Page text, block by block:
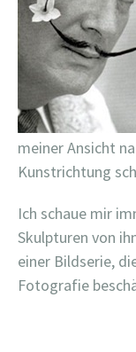
meiner Ansicht
Kunstrichtung
Ich schaue mir
Skulpturen von
einer Bildserie,
Fotografie